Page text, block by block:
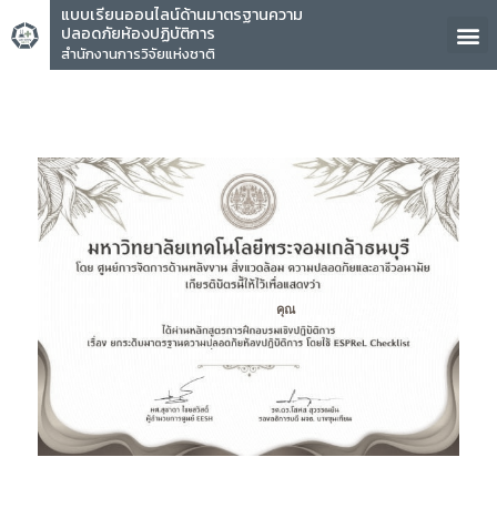
แบบเรียนออนไลน์ด้านมาตรฐานความ
ปลอดภัยห้องปฏิบัติการ
สำนักงานการวิจัยแห่งชาติ
คุณ